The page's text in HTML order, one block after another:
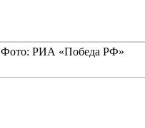
Фото: РИА «Победа РФ»